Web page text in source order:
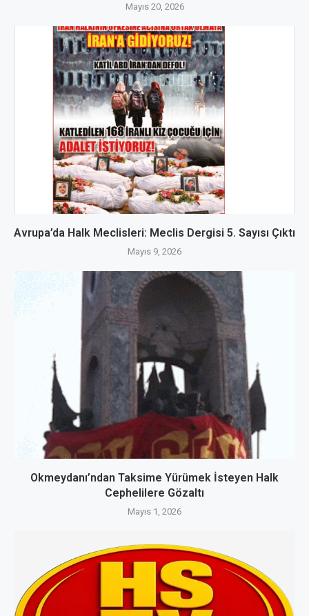
Mayıs 20, 2026
Avrupa’da Halk Meclisleri: Meclis Dergisi 5. Sayısı Çıktı
Mayıs 9, 2026
Okmeydanı’ndan Taksime Yürümek İsteyen Halk
Cephelilere Gözaltı
Mayıs 1, 2026